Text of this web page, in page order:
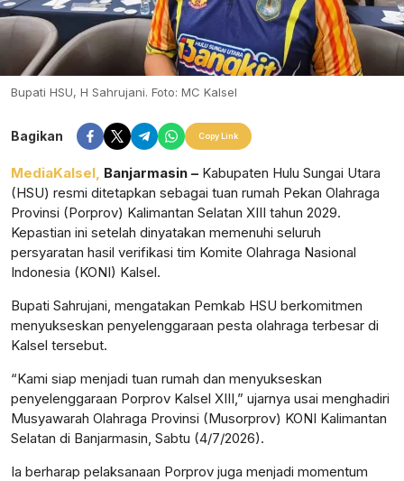
Bupati HSU, H Sahrujani. Foto: MC Kalsel
Bagikan Copy Link
MediaKalsel, Banjarmasin – Kabupaten Hulu Sungai Utara
(HSU) resmi ditetapkan sebagai tuan rumah Pekan Olahraga
Provinsi (Porprov) Kalimantan Selatan XIII tahun 2029.
Kepastian ini setelah dinyatakan memenuhi seluruh
persyaratan hasil verifikasi tim Komite Olahraga Nasional
Indonesia (KONI) Kalsel.
Bupati Sahrujani, mengatakan Pemkab HSU berkomitmen
menyukseskan penyelenggaraan pesta olahraga terbesar di
Kalsel tersebut.
“Kami siap menjadi tuan rumah dan menyukseskan
penyelenggaraan Porprov Kalsel XIII,” ujarnya usai menghadiri
Musyawarah Olahraga Provinsi (Musorprov) KONI Kalimantan
Selatan di Banjarmasin, Sabtu (4/7/2026).
Ia berharap pelaksanaan Porprov juga menjadi momentum